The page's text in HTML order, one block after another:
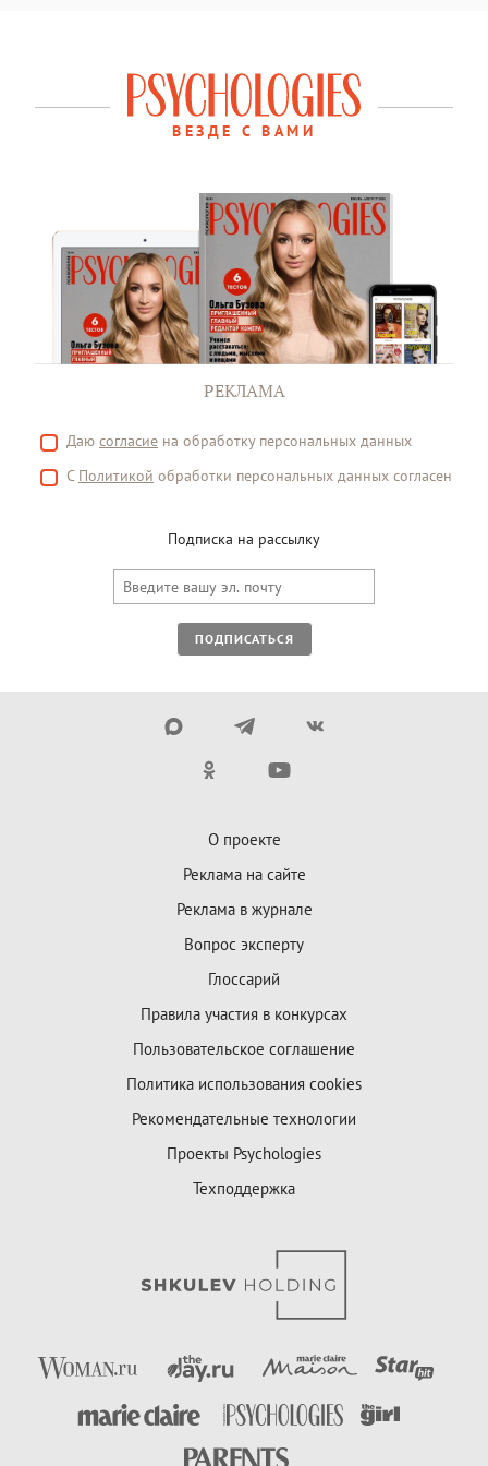
ВЕЗДЕ С ВАМИ
РЕКЛАМА
Даю согласие на обработку персональных данных
С Политикой обработки персональных данных согласен
Подписка на рассылку
ПОДПИСАТЬСЯ
О проекте
Реклама на сайте
Реклама в журнале
Вопрос эксперту
Глоссарий
Правила участия в конкурсах
Пользовательское соглашение
Политика использования cookies
Рекомендательные технологии
Проекты Psychologies
Техподдержка